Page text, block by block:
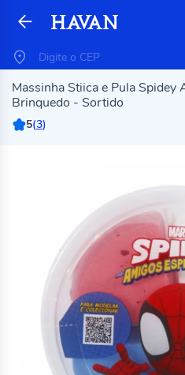
Massinha Stiica e Pula Spidey
Brinquedo - Sortido
5(3)